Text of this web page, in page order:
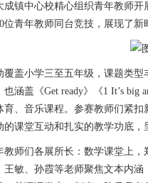
成镇中心校精心组织青年教师
位青年教师同台竞技，展现了新
覆盖小学三至五年级，课题类
涵盖《Get ready》《1 It’s
育、音乐课程。参赛教师们紧
的课堂互动和扎实的教学功底
教师们各展所长：数学课堂上
王敏、孙霞等老师聚焦文本内